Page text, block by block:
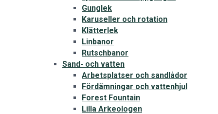
Gunglek
Karuseller och rotation
Klätterlek
Linbanor
Rutschbanor
Sand- och vatten
Arbetsplatser och sandlådor
Fördämningar och vattenhjul
Forest Fountain
Lilla Arkeologen